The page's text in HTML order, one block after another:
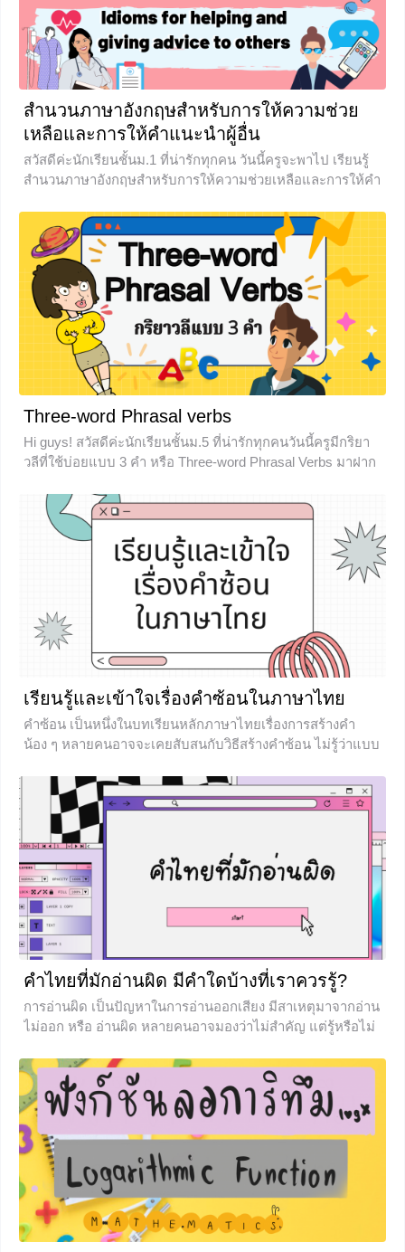
สำนวนภาษาอังกฤษสำหรับการให้ความช่วย
เหลือและการให้คำแนะนำผู้อื่น
สวัสดีค่ะนักเรียนชั้นม.1 ที่น่ารักทุกคน วันนี้ครูจะพาไป เรียนรู้
สำนวนภาษาอังกฤษสำหรับการให้ความช่วยเหลือและการให้คำ
กันนะคะ ไปลุยกันเลย บทนำ สำนวนที่ใช้ในการถามและ
การให้คำแนะนำ นั้น คำศัพท์ที่เจอส่วนใหญ่มักจะมีคำว่า
“advise” แปลว่า แนะนำ
+1
Three-word Phrasal verbs
Hi guys! สวัสดีค่ะนักเรียนชั้นม.5 ที่น่ารักทุกคนวันนี้ครูมีกริยา
วลีที่ใช้บ่อยแบบ 3 คำ หรือ Three-word Phrasal Verbs มาฝาก
ศัพท์Three-word Phrasal Verbs ต้องรู้ ask somebody out
ชวนออกเดท/ชวนออกไปข้างนอก add up to something ทำให้
สมน้ำสมเนื้อ/ทำให้เท่ากัน back something up
เรียนรู้และเข้าใจเรื่องคำซ้อนในภาษาไทย
คำซ้อน เป็นหนึ่งในบทเรียนหลักภาษาไทยเรื่องการสร้างคำ
น้อง ๆ หลายคนอาจจะเคยสับสนกับวิธีสร้างคำซ้อน ไม่รู้ว่าแบบ
มากมายเหลือเกิน วันนี้เราจะมาเรียนรู้เรื่องคำซ้อนให้มากขึ้น
รับรองว่าไม่ยากแน่นอนค่ะ คำซ้อน ความหมายของคำซ้อน
คำซ้อน คือ คำที่เกิดจากการนำคำตั้งแต่ 2 คำ ขึ้นไปมาเรียง
ต่อกัน โดยคำที่นำมาซ้อนกันจะต้องเป็นคำที่มีความหมาย
เหมือนกัน ใกล้เคียงกัน ตรงข้ามกัน หรืออาจมีเสียงที่คล้ายกัน
+3
คำไทยที่มักอ่านผิด มีคำใดบ้างที่เราควรรู้?
การอ่านผิด เป็นปัญหาในการอ่านออกเสียง มีสาเหตุมาจากอ่าน
ไม่ออก หรือ อ่านผิด หลายคนอาจมองว่าไม่สำคัญ แต่รู้หรือไม่
อ่านผิด ก็จะทำให้ความหมายของคำนั้นผิดเพี้ยนไป หรือกลาย
เป็นคำที่ไม่มีความหมายไปเลยก็ได้ บทเรียน คำไทยที่มักอ่าน
ผิด ในวันนี้ เราจะพาน้อง ๆ ไปเรียนรู้การอ่านสะกดคำที่ถูกต้อง
กับคำในภาษาไทยที่คนส่วนใหญ่มักอ่านผิดกันบ่อย ๆ จะมีคำใด
บ้าง ไปเรียนรู้พร้อมกันเลยค่ะ คำไทยที่มักอ่านผิด ลักษณะ
ของการอ่านผิดมีดังนี้
+1